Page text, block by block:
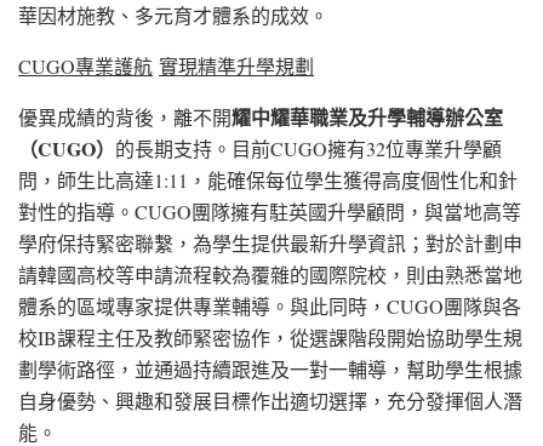
華因材施教、多元育才體系的成效。
CUGO專業護航 實現精準升學規劃
優異成績的背後，離不開耀中耀華職業及升學輔導辦公室
（CUGO） 的長期支持。目前CUGO擁有32位專業升學顧
問，師生比高達1:11，能確保每位學生獲得高度個性化和針
對性的指導。CUGO團隊擁有駐英國升學顧問，與當地高等
學府保持緊密聯繫，為學生提供最新升學資訊；對於計劃申
請韓國高校等申請流程較為覆雜的國際院校，則由熟悉當地
體系的區域專家提供專業輔導。與此同時，CUGO團隊與各
校IB課程主任及教師緊密協作，從選課階段開始協助學生規
劃學術路徑，並通過持續跟進及一對一輔導，幫助學生根據
自身優勢、興趣和發展目標作出適切選擇，充分發揮個人潛
能。